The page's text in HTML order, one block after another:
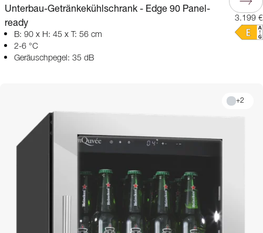
Unterbau-Getränkekühlschrank - Edge 90 Panel-
ready
B: 90 x H: 45 x T: 56 cm
2-6 °C
Geräuschpegel: 35 dB
3.199 €
+2